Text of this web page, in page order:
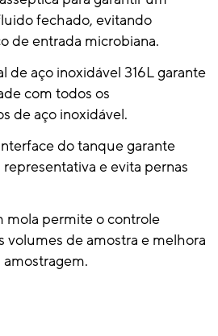
fechado, evitando
de entrada microbiana.
de aço inoxidável 316L garante
com todos os
de aço inoxidável.
do tanque garante
e evita pernas
mola permite o controle
volumes de amostra e melhora
amostragem.